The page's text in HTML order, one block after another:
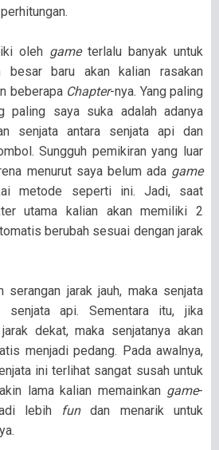
oleh gameterlalu banyak untuk
besar baru akan kalian rasakan
beberapa Chapter-nya. Yang paling
paling saya suka adalah adanya
senjata antara senjata api dan
Sungguh pemikiran yang luar
menurut saya belum ada game
metode seperti ini. Jadi, saat
utama kalian akan memiliki 2
berubah sesuai dengan jarak
serangan jarak jauh, maka senjata
senjata api. Sementara itu, jika
dekat, maka senjatanya akan
menjadi pedang. Pada awalnya,
ini terlihat sangat susah untuk
lama kalian memainkan game-
lebih fundan menarik untuk